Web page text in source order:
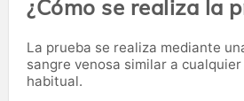
¿Cómo se realiza la
La prueba se realiza mediante
sangre venosa similar a
habitual.